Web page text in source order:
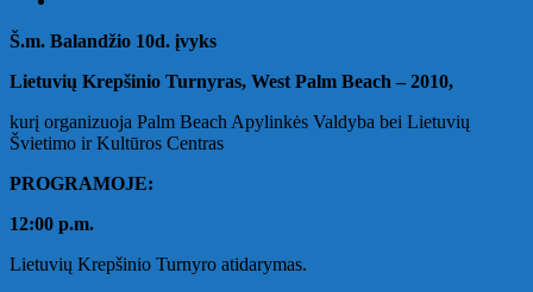
Š.m. Balandžio 10d. įvyks
Lietuvių Krepšinio Turnyras, West Palm Beach – 2010,
kurį organizuoja Palm Beach Apylinkės Valdyba bei Lietuvių
Švietimo ir Kultūros Centras
PROGRAMOJE:
12:00 p.m.
Lietuvių Krepšinio Turnyro atidarymas.